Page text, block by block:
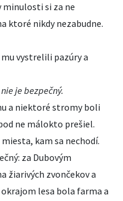
minulosti si za ne
ktoré nikdy nezabudne.
vystrelili pazúry a
je bezpečný.
a niektoré stromy boli
ne málokto prešiel.
kam sa nechodí.
za Dubovým
žiarivých zvončekov a
lesa bola farma a